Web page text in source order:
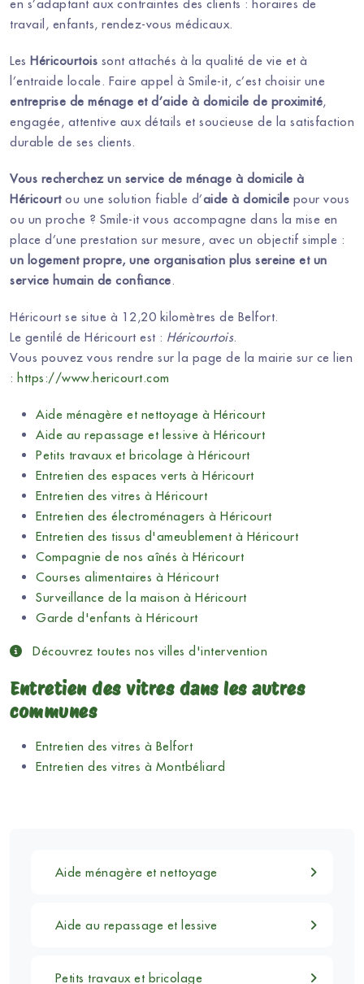
Aide ménagère et nettoyage
Aide au repassage et lessive
Petits travaux et bricolage
en s’adaptant aux contraintes des clients : horaires de
travail, enfants, rendez-vous médicaux.
Les Héricourtois sont attachés à la qualité de vie et à
l’entraide locale. Faire appel à Smile-it, c’est choisir une
entreprise de ménage et d’aide à domicile de proximité,
engagée, attentive aux détails et soucieuse de la satisfaction
durable de ses clients.
Vous recherchez un service de ménage à domicile à
Héricourtou une solution fiable d’aide à domicile pour vous
ou un proche ? Smile-it vous accompagne dans la mise en
place d’une prestation sur mesure, avec un objectif simple :
un logement propre, une organisation plus sereine et un
service humain de confiance.
Héricourt se situe à 12,20 kilomètres de Belfort.
Le gentilé de Héricourt est : Héricourtois.
Vous pouvez vous rendre sur la page de la mairie sur ce lien
: https://www.hericourt.com
Aide ménagère et nettoyage à Héricourt
Aide au repassage et lessive à Héricourt
Petits travaux et bricolage à Héricourt
Entretien des espaces verts à Héricourt
Entretien des vitres à Héricourt
Entretien des électroménagers à Héricourt
Entretien des tissus d'ameublement à Héricourt
Compagnie de nos aînés à Héricourt
Courses alimentaires à Héricourt
Surveillance de la maison à Héricourt
Garde d'enfants à Héricourt
Découvrez toutes nos villes d'intervention
Entretien des vitres dans les autres
communes
Entretien des vitres à Belfort
Entretien des vitres à Montbéliard